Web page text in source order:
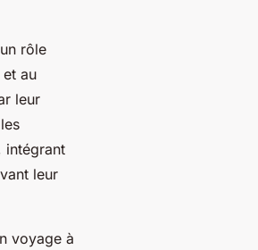
rôle
au
leur
intégrant
leur
voyage à